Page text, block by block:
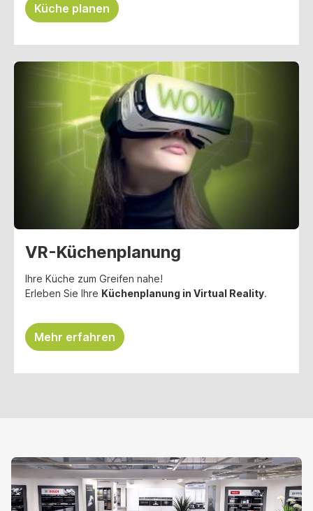
Küche planen
VR-Küchenplanung
Ihre Küche zum Greifen nahe!
Erleben Sie Ihre Küchenplanung in Virtual Reality.
Mehr erfahren